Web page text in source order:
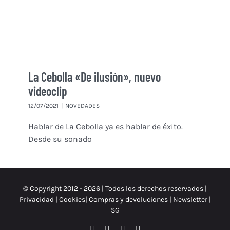
La Cebolla «De ilusión», nuevo
videoclip
12/07/2021 | NOVEDADES
Hablar de La Cebolla ya es hablar de éxito.
Desde su sonado
© Copyright 2012 -2026 | Todos los derechos reservados |
Privacidad | Cookies| Compras y devoluciones| Newsletter |
SG